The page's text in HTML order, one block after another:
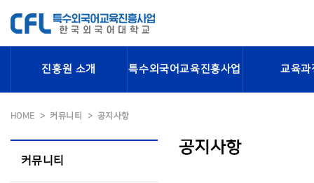
진흥원 소개 특수외국어교육진흥사업 교육과
HOME 커뮤니티 공지사항
커뮤니티
공지사항